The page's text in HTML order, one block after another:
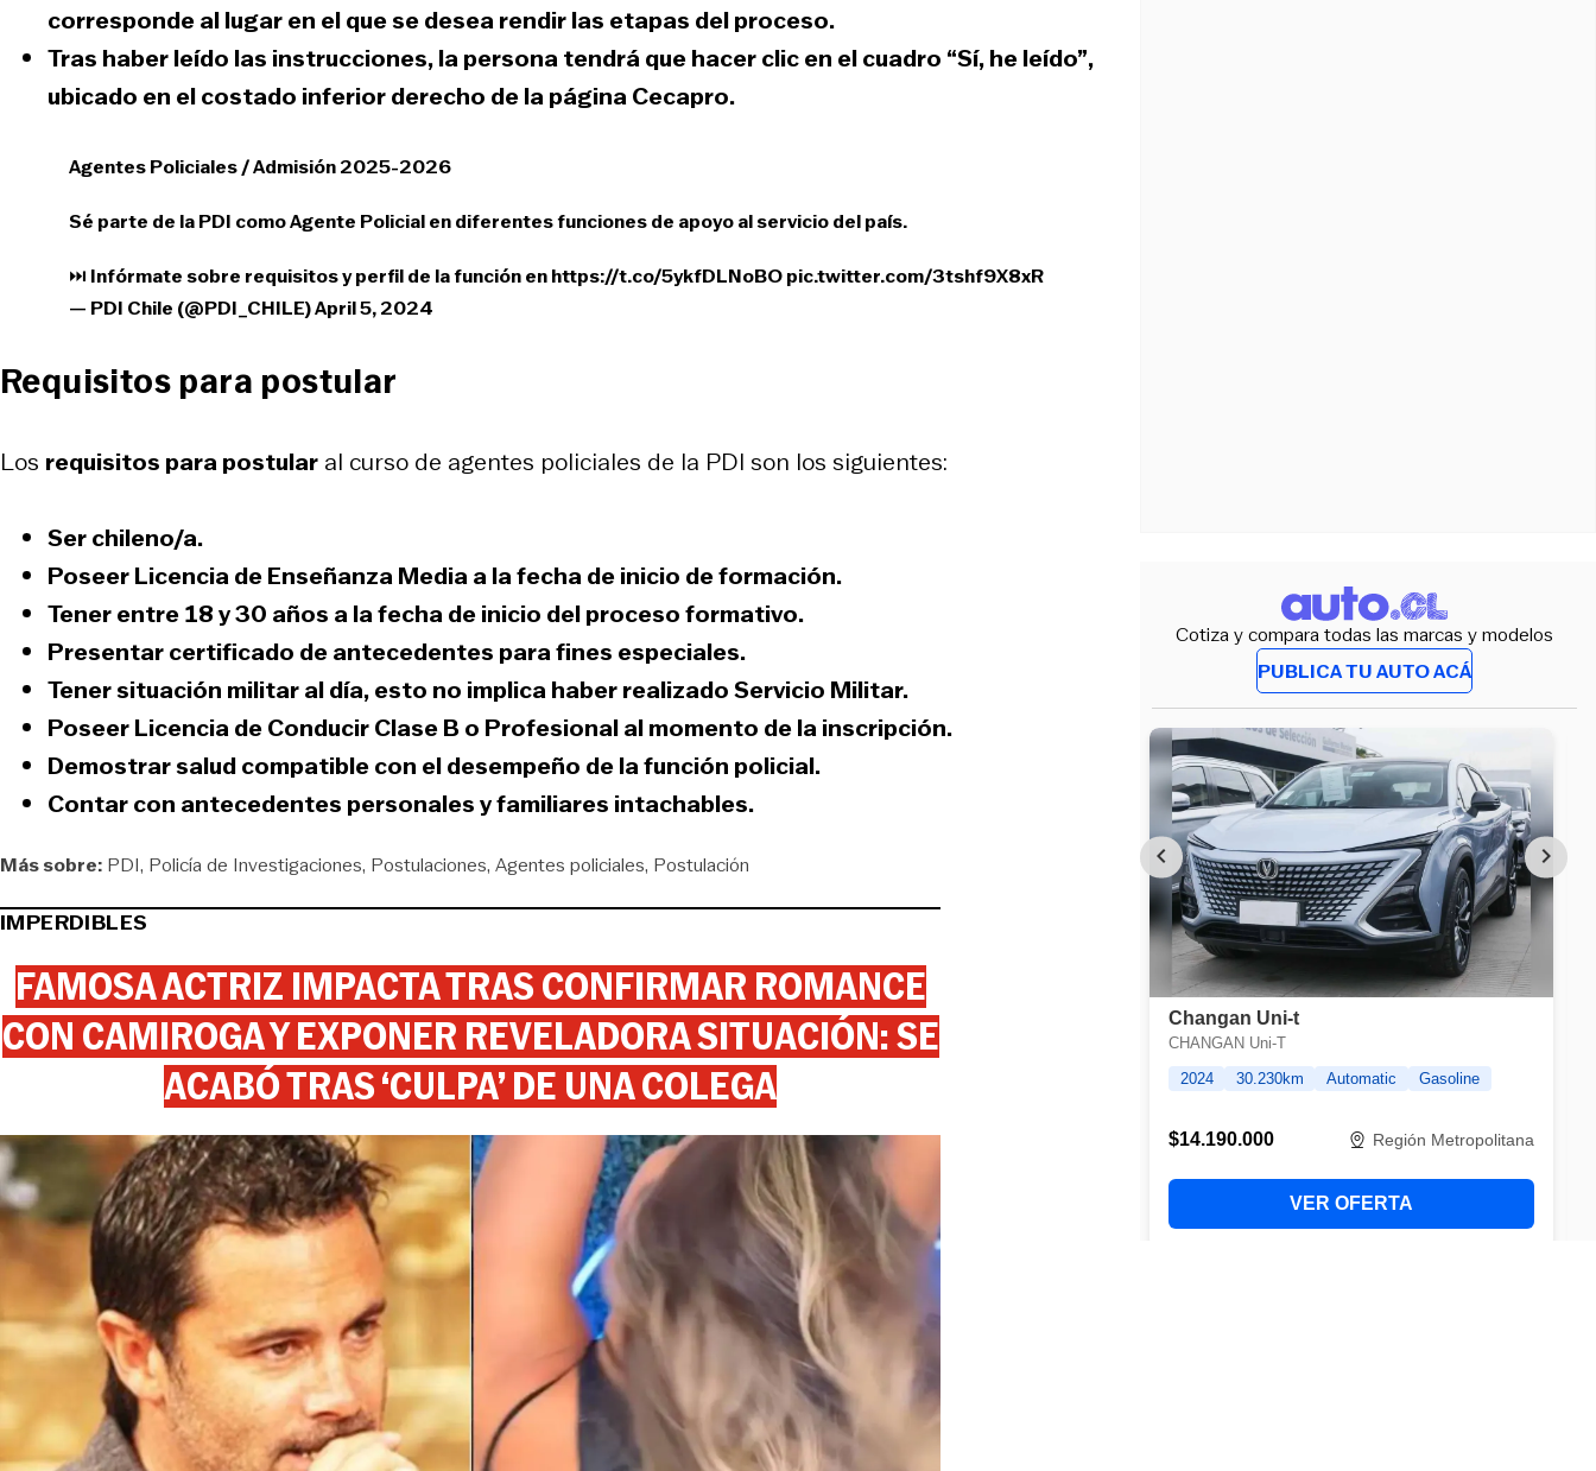
corresponde al lugar en el que se desea rendir las etapas del proceso.
Tras haber leído las instrucciones, la persona tendrá que hacer clic en el cuadro “Sí, he leído”,
ubicado en el costado inferior derecho de la página Cecapro.
Agentes Policiales / Admisión 2025-2026
Sé parte de la PDI como Agente Policial en diferentes funciones de apoyo al servicio del país.
⏭️ Infórmate sobre requisitos y perfil de la función enhttps://t.co/5ykfDLNoBOpic.twitter.com/3tshf9X8xR
— PDI Chile (@PDI_CHILE)April 5, 2024
Requisitos para postular
Los requisitos para postular al curso de agentes policiales de la PDI son los siguientes:
Serchileno/a.
PoseerLicencia de Enseñanza Mediaa la fecha de inicio de formación.
Tener entre18 y 30 años a la fecha de inicio del proceso formativo.
Presentarcertificado de antecedentes para fines especiales.
Tenersituación militar al día, esto no implica haber realizado Servicio Militar.
PoseerLicencia de Conducir Clase B o Profesionalal momento de la inscripción.
Demostrar salud compatiblecon el desempeño de la función policial.
Contar con antecedentes personales y familiares intachables.
Más sobre: PDI Policía de Investigaciones Postulaciones Agentes policiales Postulación
IMPERDIBLES
FAMOSA ACTRIZ IMPACTA TRAS CONFIRMAR ROMANCE
CON CAMIROGA Y EXPONER REVELADORA SITUACIÓN: SE
ACABÓ TRAS ‘CULPA’ DE UNA COLEGA
Cotiza y compara todas las marcas y modelos
PUBLICA TU AUTO ACÁ